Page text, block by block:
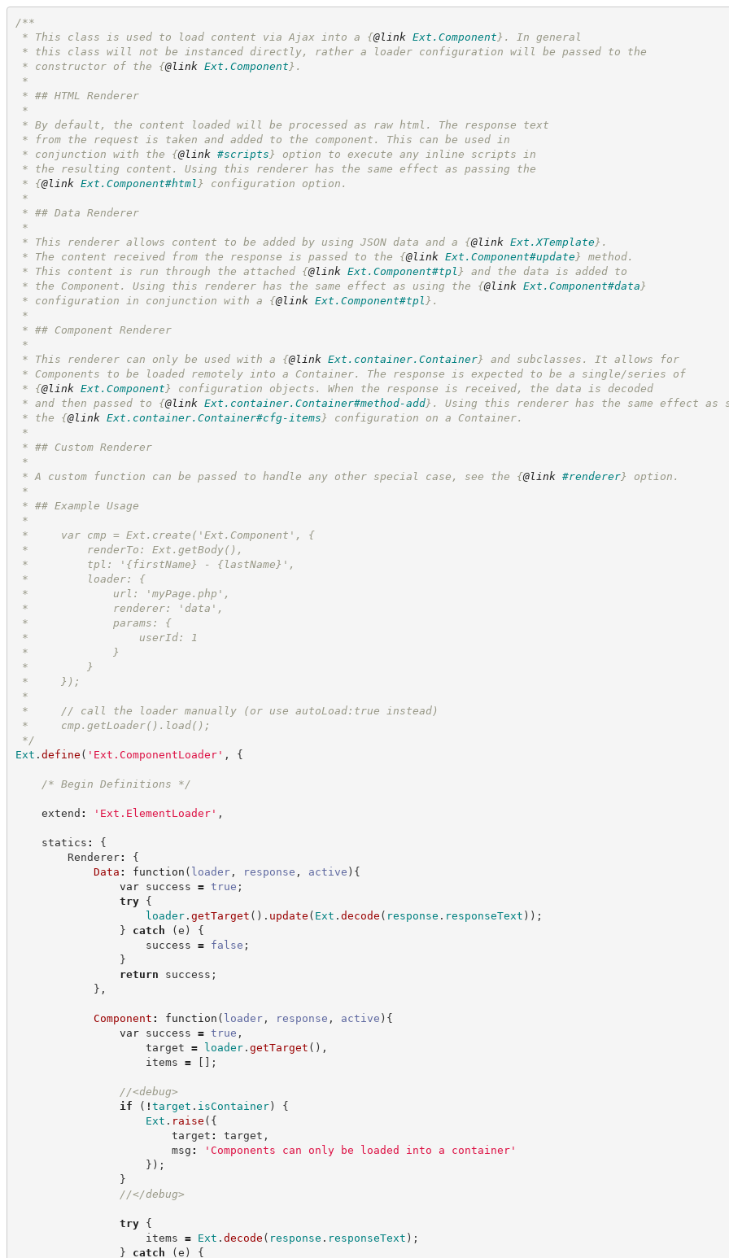
/**
* This class is used to load content via Ajax into a {@link Ext.Component } . In general
* this class will not be instanced directly, rather a loader configuration will be passed to the
* constructor of the {@link Ext.Component } .
*
* ## HTML Renderer
*
* By default, the content loaded will be processed as raw html. The response text
* from the request is taken and added to the component. This can be used in
* conjunction with the {@link #scripts } option to execute any inline scripts in
* the resulting content. Using this renderer has the same effect as passing the
* {@link Ext.Component#html } configuration option.
*
* ## Data Renderer
*
* This renderer allows content to be added by using JSON data and a {@link Ext.XTemplate} .
* The content received from the response is passed to the {@link Ext.Component#update} method.
* This content is run through the attached {@link Ext.Component#tpl } and the data is added to
* the Component. Using this renderer has the same effect as using the {@link Ext.Component#data }
* configuration in conjunction with a {@link Ext.Component#tpl } .
*
* ## Component Renderer
*
* This renderer can only be used with a {@link Ext.container.Container} and subclasses. It allows for
* Components to be loaded remotely into a Container. The response is expected to be a single/series of
* {@link Ext.Component } configuration objects. When the response is received, the data is decoded
* and then passed to {@link Ext.container.Container#method-add} . Using this renderer has the same effect as
* the {@link Ext.container.Container#cfg-items } configuration on a Container.
*
* ## Custom Renderer
*
* A custom function can be passed to handle any other special case, see the {@link #renderer} option.
*
* ## Example Usage
*
*     var cmp = Ext.create('Ext.Component', {
*         renderTo: Ext.getBody(),
*         tpl: ' {firstName} - {lastName}',
*         loader: {
*             url: 'myPage.php',
*             renderer: 'data',
*             params: {
*                 userId: 1
*             }
*         }
*     });
*
*     // call the loader manually (or use autoLoad:true instead)
*     cmp.getLoader().load();
*/
Ext . define ( ' Ext.ComponentLoader' , {
/* Begin Definitions */
extend : ' Ext.ElementLoader' ,
statics :
{
Renderer:
{
Data : function ( loader, response , active ) {
var success = true ;
try
{
loader. getTarget ( ) . update ( Ext . decode ( response . responseText ) ) ;
}
catch (e )
{
success = false ;
}
return success ;
} ,
Component : function ( loader, response , active ) {
var success = true ,
target = loader. getTarget ( ) ,
items = [ ] ;
//<debug>
if
( ! target . isContainer)
{
Ext . raise ( {
target : target ,
msg : ' Components can only be loaded into a container'
} ) ;
}
//</debug>
try
{
items = Ext . decode ( response . responseText ) ;
}
catch (e )
{